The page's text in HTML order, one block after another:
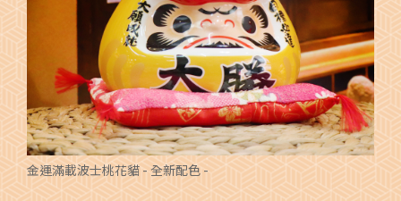
金運滿載波士桃花貓 - 全新配色 -